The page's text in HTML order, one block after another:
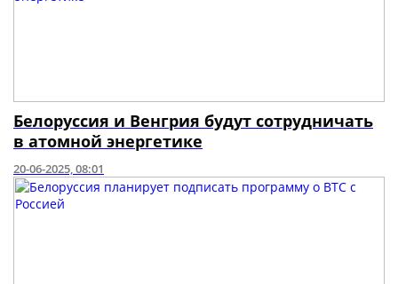
Белоруссия и Венгрия будут сотрудничать
в атомной энергетике
20-06-2025, 08:01